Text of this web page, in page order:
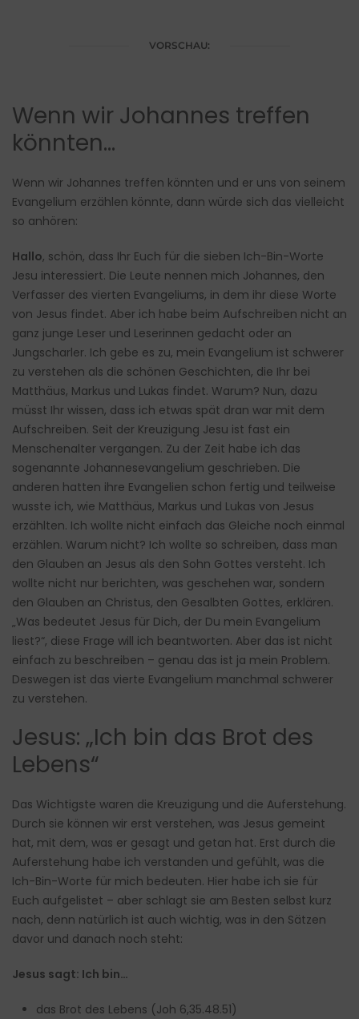
VORSCHAU:
Wenn wir Johannes treffen
könnten…
Wenn wir Johannes treffen könnten und er uns von seinem
Evangelium erzählen könnte, dann würde sich das vielleicht
so anhören:
Hallo, schön, dass Ihr Euch für die sieben Ich-Bin-Worte
Jesu interessiert. Die Leute nennen mich Johannes, den
Verfasser des vierten Evangeliums, in dem ihr diese Worte
von Jesus findet. Aber ich habe beim Aufschreiben nicht an
ganz junge Leser und Leserinnen gedacht oder an
Jungscharler. Ich gebe es zu, mein Evangelium ist schwerer
zu verstehen als die schönen Geschichten, die Ihr bei
Matthäus, Markus und Lukas findet. Warum? Nun, dazu
müsst Ihr wissen, dass ich etwas spät dran war mit dem
Aufschreiben. Seit der Kreuzigung Jesu ist fast ein
Menschenalter vergangen. Zu der Zeit habe ich das
sogenannte Johannesevangelium geschrieben. Die
anderen hatten ihre Evangelien schon fertig und teilweise
wusste ich, wie Matthäus, Markus und Lukas von Jesus
erzählten. Ich wollte nicht einfach das Gleiche noch einmal
erzählen. Warum nicht? Ich wollte so schreiben, dass man
den Glauben an Jesus als den Sohn Gottes versteht. Ich
wollte nicht nur berichten, was geschehen war, sondern
den Glauben an Christus, den Gesalbten Gottes, erklären.
„Was bedeutet Jesus für Dich, der Du mein Evangelium
liest?“, diese Frage will ich beantworten. Aber das ist nicht
einfach zu beschreiben – genau das ist ja mein Problem.
Deswegen ist das vierte Evangelium manchmal schwerer
zu verstehen.
Jesus: „Ich bin das Brot des
Lebens“
Das Wichtigste waren die Kreuzigung und die Auferstehung.
Durch sie können wir erst verstehen, was Jesus gemeint
hat, mit dem, was er gesagt und getan hat. Erst durch die
Auferstehung habe ich verstanden und gefühlt, was die
Ich-Bin-Worte für mich bedeuten. Hier habe ich sie für
Euch aufgelistet – aber schlagt sie am Besten selbst kurz
nach, denn natürlich ist auch wichtig, was in den Sätzen
davor und danach noch steht:
Jesus sagt: Ich bin…
das Brot des Lebens (Joh 6,35.48.51)